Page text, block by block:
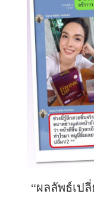
“ผลลัพธ์เป